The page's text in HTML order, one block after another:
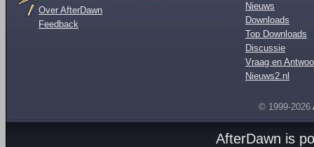
Over AfterDawn
Feedback
Nieuws
Downloads
Top Downloads
Discussie
Vraag en
Nieuws2.nl
© 1999-2026
AfterDawn is